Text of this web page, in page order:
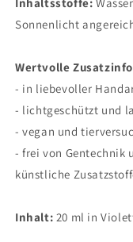
Sonnenlicht
Wertvolle
- in liebevoller
- lichtgeschützt und
- vegan und
- frei von Gentechnik
künstliche
Inhalt: 20 ml in